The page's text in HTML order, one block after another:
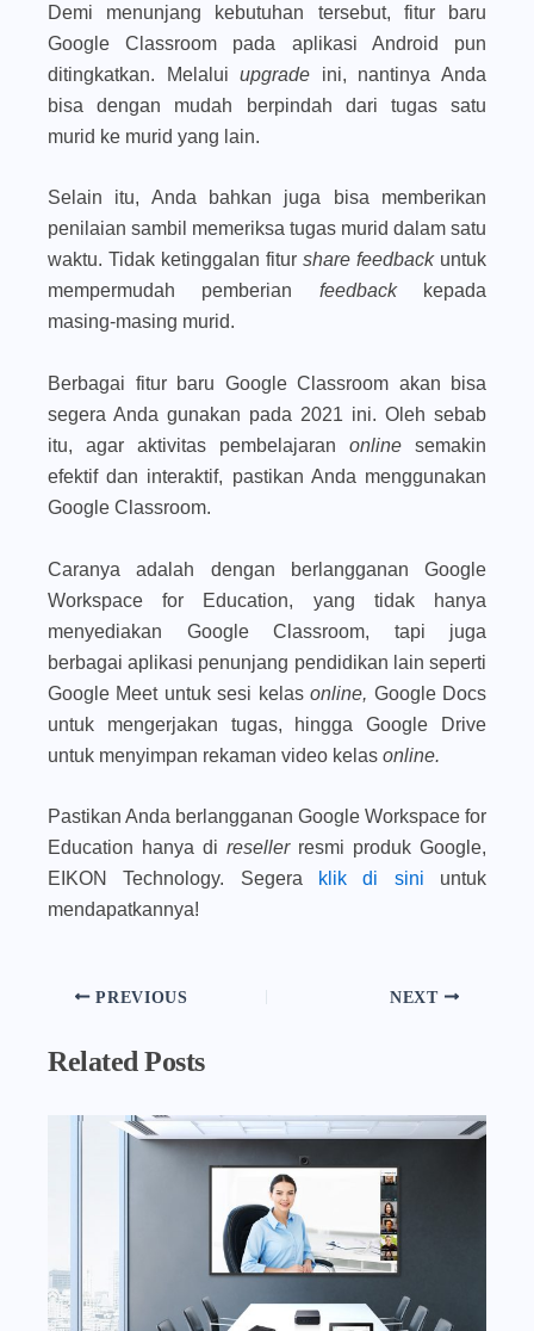
Demi menunjang kebutuhan tersebut, fitur baru
Google Classroom pada aplikasi Android pun
ditingkatkan. Melaluiupgrade ini, nantinya Anda
bisa dengan mudah berpindah dari tugas satu
murid ke murid yang lain.
Selain itu, Anda bahkan juga bisa memberikan
penilaian sambil memeriksa tugas murid dalam satu
waktu. Tidak ketinggalan fitur share feedback untuk
mempermudah pemberian feedback
kepada
masing-masing murid.
Berbagai fitur baru Google Classroom akan bisa
segera Anda gunakan pada 2021 ini. Oleh sebab
itu, agar aktivitas pembelajaran online semakin
efektif dan interaktif, pastikan Anda menggunakan
Google Classroom.
Caranya adalah dengan berlangganan Google
Workspace for Education, yang tidak hanya
menyediakan Google Classroom, tapi juga
berbagai aplikasi penunjang pendidikan lain seperti
Google Meet untuk sesi kelasonline, Google Docs
untuk mengerjakan tugas, hingga Google Drive
untuk menyimpan rekaman video kelas online.
Pastikan Anda berlangganan Google Workspace for
Education hanya di reseller resmi produk Google,
EIKON Technology. Segera
klik di sini untuk
mendapatkannya!
PREVIOUS NEXT
Related Posts